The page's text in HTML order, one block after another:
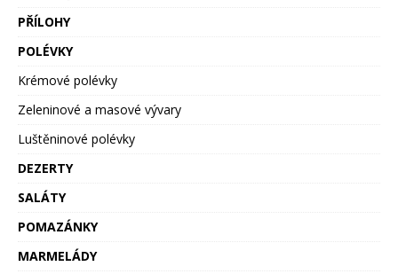
PŘÍLOHY
POLÉVKY
Krémové polévky
Zeleninové a masové vývary
Luštěninové polévky
DEZERTY
SALÁTY
POMAZÁNKY
MARMELÁDY